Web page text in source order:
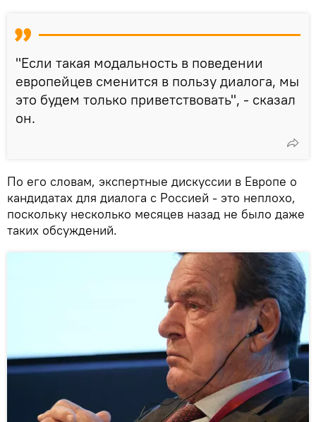
"Если такая модальность в поведении
европейцев сменится в пользу диалога, мы
это будем только приветствовать", - сказал
он.
По его словам, экспертные дискуссии в Европе о
кандидатах для диалога с Россией - это неплохо,
поскольку несколько месяцев назад не было даже
таких обсуждений.